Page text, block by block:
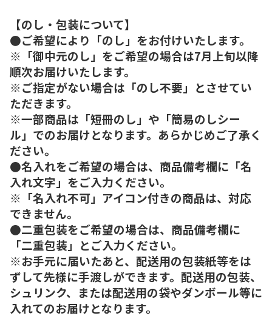
【のし・包装について】
●ご希望により「のし」をお付けいたします。
※「御中元のし」をご希望の場合は7月上旬以降
順次お届けいたします。
※ご指定がない場合は「のし不要」とさせてい
ただきます。
※一部商品は「短冊のし」や「簡易のしシー
ル」でのお届けとなります。あらかじめご了承く
ださい。
●名入れをご希望の場合は、商品備考欄に「名
入れ文字」をご入力ください。
※「名入れ不可」アイコン付きの商品は、対応
できません。
●二重包装をご希望の場合は、商品備考欄に
「二重包装」とご入力ください。
※お手元に届いたあと、配送用の包装紙等をは
ずして先様に手渡しができます。配送用の包装、
シュリンク、または配送用の袋やダンボール等に
入れてのお届けとなります。